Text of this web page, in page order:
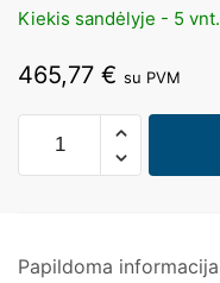
Kiekis sandėlyje - 5 vnt.
465,77 € su PVM
Papildoma informacija